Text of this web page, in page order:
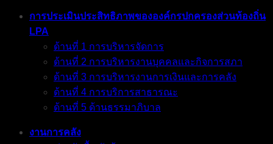
การประเมินประสิทธิภาพขององค์กรปกครองส่วนท้องถิ่น
LPA
ด้านที่ 1 การบริหารจัดการ
ด้านที่ 2 การบริหารงานบุคคลและกิจการสภา
ด้านที่ 3 การบริหารงานการเงินและการคลัง
ด้านที่ 4 การบริการสาธารณะ
ด้านที่ 5 ด้านธรรมาภิบาล
งานการคลัง